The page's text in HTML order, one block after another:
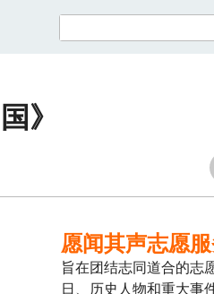
》
愿闻其声志愿
旨在团结志同道合的志
日、历史人物和重大事